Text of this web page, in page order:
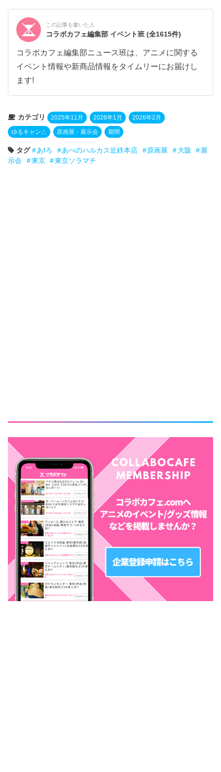
この記事を書いた人
コラボカフェ編集部 イベント班(全1615件)
コラボカフェ編集部ニュース班は、アニメに関する
イベント情報や新商品情報をタイムリーにお届けし
ます!
カテゴリ 2025年11月 2026年1月 2026年2月
ゆるキャン△ 原画展・展示会 期間
タグ あfろ あべのハルカス近鉄本店 原画展 大阪
展
示会
東京 東京ソラマチ